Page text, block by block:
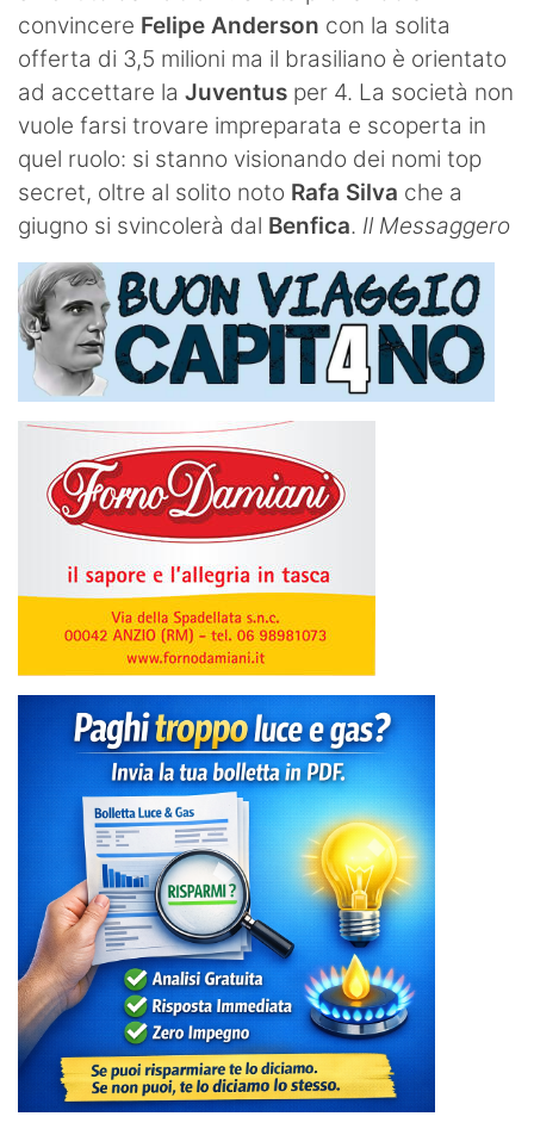
convincere Felipe Anderson con la solita
offerta di 3,5 milioni ma il brasiliano è orientato
ad accettare la Juventus per 4. La società non
vuole farsi trovare impreparata e scoperta in
quel ruolo: si stanno visionando dei nomi top
secret, oltre al solito noto Rafa Silva che a
giugno si svincolerà dal Benfica. Il Messaggero